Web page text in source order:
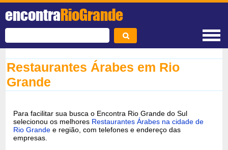
encontraRioGrande
Restaurantes Árabes em Rio
Grande
Para facilitar sua busca o Encontra Rio Grande do Sul
selecionou os melhores Restaurantes Árabes na cidade de
Rio Grande e região, com telefones e endereço das
empresas.